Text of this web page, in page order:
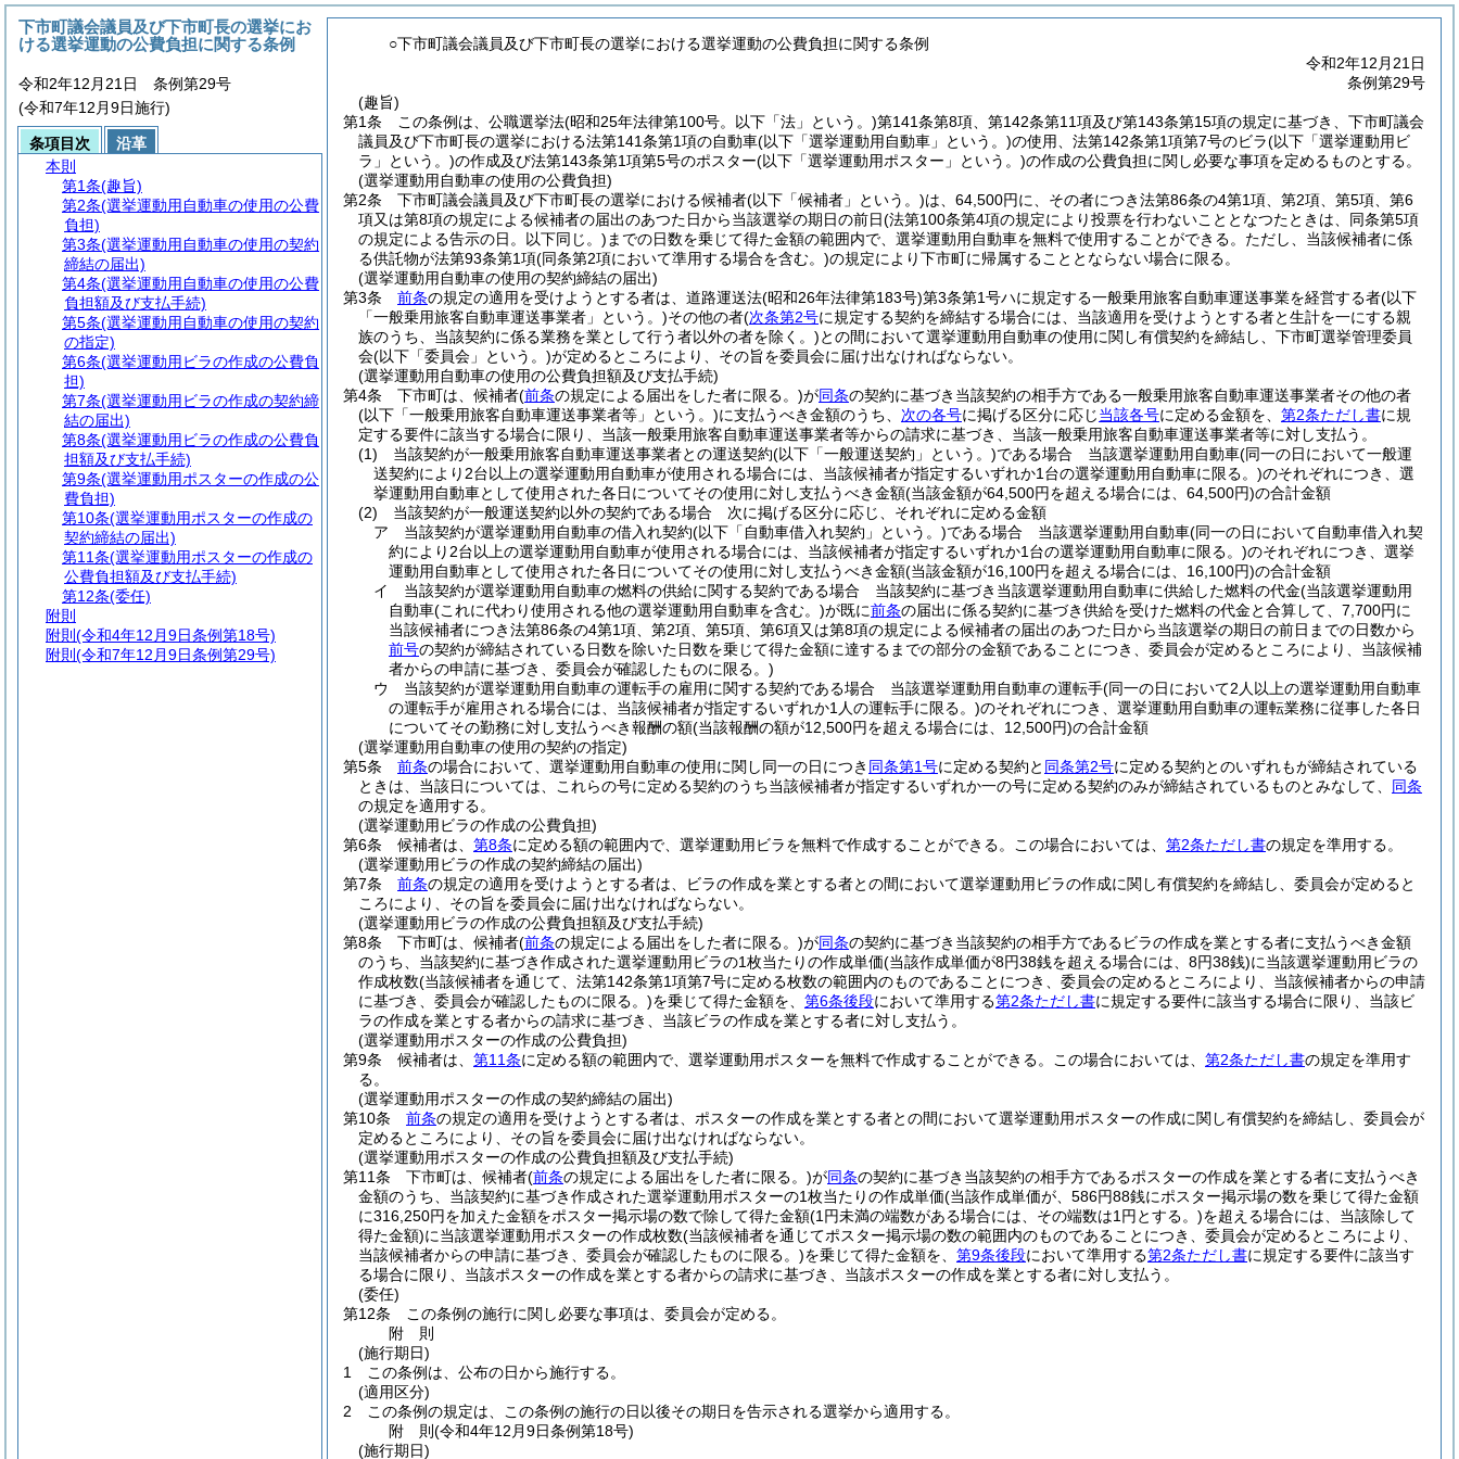
○下市町議会議員及び下市町長の選挙における選挙運動の公費負担に関する条例
令和2年12月21日
条例第29号
(趣旨)
第1条
この条例は、公職選挙法(昭和25年法律第100号。以下「法」という。)第141条第8項、第142条第11項及び第143条第15項の規定に基づき、下市町議会
議員及び下市町長の選挙における法第141条第1項の自動車(以下「選挙運動用自動車」という。)の使用、法第142条第1項第7号のビラ(以下「選挙運動用ビ
ラ」という。)の作成及び法第143条第1項第5号のポスター(以下「選挙運動用ポスター」という。)の作成の公費負担に関し必要な事項を定めるものとする。
(選挙運動用自動車の使用の公費負担)
第2条
下市町議会議員及び下市町長の選挙における候補者(以下「候補者」という。)は、64,500円に、その者につき法第86条の4第1項、第2項、第5項、第6
項又は第8項の規定による候補者の届出のあつた日から当該選挙の期日の前日(法第100条第4項の規定により投票を行わないこととなつたときは、同条第5項
の規定による告示の日。以下同じ。) までの日数を乗じて得た金額の範囲内で、選挙運動用自動車を無料で使用することができる。 ただし、当該候補者に係
る供託物が法第93条第1項(同条第2項において準用する場合を含む。)の規定により下市町に帰属することとならない場合に限る。
(選挙運動用自動車の使用の契約締結の届出)
第3条
前条の規定の適用を受けようとする者は、道路運送法(昭和26年法律第183号)第3条第1号ハに規定する一般乗用旅客自動車運送事業を経営する者(以下
「一般乗用旅客自動車運送事業者」という。)その他の者(次条第2号に規定する契約を締結する場合には、当該適用を受けようとする者と生計を一にする親
族のうち、当該契約に係る業務を業として行う者以外の者を除く。)との間において選挙運動用自動車の使用に関し有償契約を締結し、下市町選挙管理委員
会(以下「委員会」という。)が定めるところにより、その旨を委員会に届け出なければならない。
(選挙運動用自動車の使用の公費負担額及び支払手続)
第4条
下市町は、候補者(前条の規定による届出をした者に限る。)が同条の契約に基づき当該契約の相手方である一般乗用旅客自動車運送事業者その他の者
(以下「一般乗用旅客自動車運送事業者等」という。)に支払うべき金額のうち、 次の各号に掲げる区分に応じ当該各号に定める金額を、 第2条ただし書に規
定する要件に該当する場合に限り、当該一般乗用旅客自動車運送事業者等からの請求に基づき、当該一般乗用旅客自動車運送事業者等に対し支払う。
(1)
当該契約が一般乗用旅客自動車運送事業者との運送契約(以下「一般運送契約」という。)である場合 当該選挙運動用自動車(同一の日において一般運
送契約により2台以上の選挙運動用自動車が使用される場合には、当該候補者が指定するいずれか1台の選挙運動用自動車に限る。)のそれぞれにつき、選
挙運動用自動車として使用された各日についてその使用に対し支払うべき金額(当該金額が64,500円を超える場合には、64,500円)の合計金額
(2)
当該契約が一般運送契約以外の契約である場合 次に掲げる区分に応じ、それぞれに定める金額
ア
当該契約が選挙運動用自動車の借入れ契約(以下「自動車借入れ契約」という。)である場合 当該選挙運動用自動車(同一の日において自動車借入れ契
約により2台以上の選挙運動用自動車が使用される場合には、当該候補者が指定するいずれか1台の選挙運動用自動車に限る。)のそれぞれにつき、選挙
運動用自動車として使用された各日についてその使用に対し支払うべき金額(当該金額が16,100円を超える場合には、16,100円)の合計金額
イ
当該契約が選挙運動用自動車の燃料の供給に関する契約である場合 当該契約に基づき当該選挙運動用自動車に供給した燃料の代金(当該選挙運動用
自動車(これに代わり使用される他の選挙運動用自動車を含む。)が既に前条の届出に係る契約に基づき供給を受けた燃料の代金と合算して、7,700円に
当該候補者につき法第86条の4第1項、第2項、第5項、第6項又は第8項の規定による候補者の届出のあつた日から当該選挙の期日の前日までの日数から
前号の契約が締結されている日数を除いた日数を乗じて得た金額に達するまでの部分の金額であることにつき、委員会が定めるところにより、当該候補
者からの申請に基づき、委員会が確認したものに限る。)
ウ
当該契約が選挙運動用自動車の運転手の雇用に関する契約である場合 当該選挙運動用自動車の運転手(同一の日において2人以上の選挙運動用自動車
の運転手が雇用される場合には、当該候補者が指定するいずれか1人の運転手に限る。)のそれぞれにつき、選挙運動用自動車の運転業務に従事した各日
についてその勤務に対し支払うべき報酬の額(当該報酬の額が12,500円を超える場合には、12,500円)の合計金額
(選挙運動用自動車の使用の契約の指定)
第5条
前条の場合において、選挙運動用自動車の使用に関し同一の日につき 同条第1号に定める契約と 同条第2号に定める契約とのいずれもが締結されている
ときは、当該日については、これらの号に定める契約のうち当該候補者が指定するいずれか一の号に定める契約のみが締結されているものとみなして、 同条
の規定を適用する。
(選挙運動用ビラの作成の公費負担)
第6条
候補者は、 第8条に定める額の範囲内で、選挙運動用ビラを無料で作成することができる。 この場合においては、 第2条ただし書の規定を準用する。
(選挙運動用ビラの作成の契約締結の届出)
第7条
前条の規定の適用を受けようとする者は、ビラの作成を業とする者との間において選挙運動用ビラの作成に関し有償契約を締結し、委員会が定めると
ころにより、その旨を委員会に届け出なければならない。
(選挙運動用ビラの作成の公費負担額及び支払手続)
第8条
下市町は、候補者(前条の規定による届出をした者に限る。)が同条の契約に基づき当該契約の相手方であるビラの作成を業とする者に支払うべき金額
のうち、当該契約に基づき作成された選挙運動用ビラの1枚当たりの作成単価(当該作成単価が8円38銭を超える場合には、8円38銭)に当該選挙運動用ビラの
作成枚数(当該候補者を通じて、法第142条第1項第7号に定める枚数の範囲内のものであることにつき、委員会の定めるところにより、当該候補者からの申請
に基づき、委員会が確認したものに限る。)を乗じて得た金額を、 第6条後段において準用する第2条ただし書に規定する要件に該当する場合に限り、当該ビ
ラの作成を業とする者からの請求に基づき、当該ビラの作成を業とする者に対し支払う。
(選挙運動用ポスターの作成の公費負担)
第9条
候補者は、 第11条に定める額の範囲内で、選挙運動用ポスターを無料で作成することができる。 この場合においては、 第2条ただし書の規定を準用す
る。
(選挙運動用ポスターの作成の契約締結の届出)
第10条
前条の規定の適用を受けようとする者は、ポスターの作成を業とする者との間において選挙運動用ポスターの作成に関し有償契約を締結し、委員会が
定めるところにより、その旨を委員会に届け出なければならない。
(選挙運動用ポスターの作成の公費負担額及び支払手続)
第11条
下市町は、候補者(前条の規定による届出をした者に限る。)が同条の契約に基づき当該契約の相手方であるポスターの作成を業とする者に支払うべき
金額のうち、当該契約に基づき作成された選挙運動用ポスターの1枚当たりの作成単価(当該作成単価が、586円88銭にポスター掲示場の数を乗じて得た金額
に316,250円を加えた金額をポスター掲示場の数で除して得た金額(1円未満の端数がある場合には、その端数は1円とする。)を超える場合には、当該除して
得た金額)に当該選挙運動用ポスターの作成枚数(当該候補者を通じてポスター掲示場の数の範囲内のものであることにつき、委員会が定めるところにより、
当該候補者からの申請に基づき、委員会が確認したものに限る。)を乗じて得た金額を、 第9条後段において準用する第2条ただし書に規定する要件に該当す
る場合に限り、当該ポスターの作成を業とする者からの請求に基づき、当該ポスターの作成を業とする者に対し支払う。
(委任)
第12条
この条例の施行に関し必要な事項は、委員会が定める。
附 則
(施行期日)
1
この条例は、公布の日から施行する。
(適用区分)
2
この条例の規定は、この条例の施行の日以後その期日を告示される選挙から適用する。
附 則(令和4年12月9日条例第18号)
(施行期日)
下市町議会議員及び下市町長の選挙にお
ける選挙運動の公費負担に関する条例
令和2年12月21日 条例第29号
(令和7年12月9日施行)
条項目次
沿革
本則
第1条(趣旨)
第2条(選挙運動用自動車の使用の公費
負担)
第3条(選挙運動用自動車の使用の契約
締結の届出)
第4条(選挙運動用自動車の使用の公費
負担額及び支払手続)
第5条(選挙運動用自動車の使用の契約
の指定)
第6条(選挙運動用ビラの作成の公費負
担)
第7条(選挙運動用ビラの作成の契約締
結の届出)
第8条(選挙運動用ビラの作成の公費負
担額及び支払手続)
第9条(選挙運動用ポスターの作成の公
費負担)
第10条(選挙運動用ポスターの作成の
契約締結の届出)
第11条(選挙運動用ポスターの作成の
公費負担額及び支払手続)
第12条(委任)
附則
附則 (令和4年12月9日条例第18号)
附則 (令和7年12月9日条例第29号)